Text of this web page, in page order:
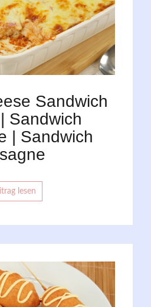
Sandwich
Sandwich
| Sandwich
lesen